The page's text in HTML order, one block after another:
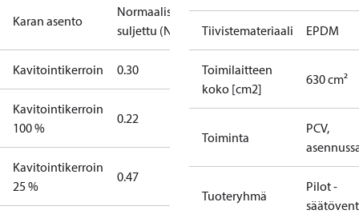
Karan asento
Normaalisti
suljettu (NC)
Kavitointikerroin 0.30
Kavitointikerroin
100 %
0.22
Kavitointikerroin
25 %
0.47
Tiivistemateriaali EPDM
Toimilaitteen
koko [cm2]
630 cm²
Toiminta
PCV,
Tuoteryhmä
Pilot -